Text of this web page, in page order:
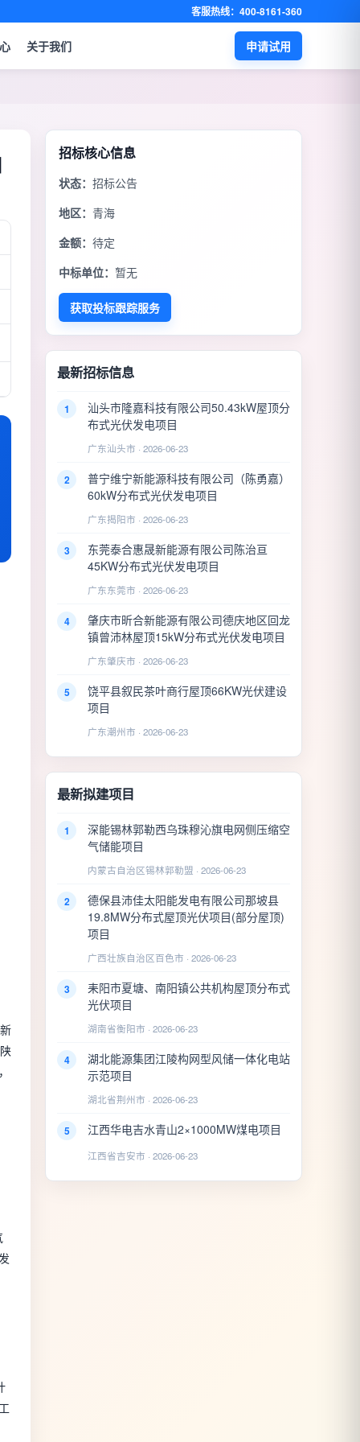
客服热线：400-8161-360
关于我们 申请试用
招标核心信息
状态： 招标公告
地区： 青海
金额： 待定
中标单位： 暂无
获取投标跟踪服务
最新招标信息
1
汕头市隆嘉科技有限公司50.43kW屋顶分
布式光伏发电项目
广东汕头市 · 2026-06-23
2
普宁维宁新能源科技有限公司（陈勇嘉）
60kW分布式光伏发电项目
广东揭阳市 · 2026-06-23
3
东莞泰合惠晟新能源有限公司陈治亘
45KW分布式光伏发电项目
广东东莞市 · 2026-06-23
4
肇庆市昕合新能源有限公司德庆地区回龙
镇曾沛林屋顶15kW分布式光伏发电项目
广东肇庆市 · 2026-06-23
5
饶平县叙民茶叶商行屋顶66KW光伏建设
项目
广东潮州市 · 2026-06-23
最新拟建项目
1
深能锡林郭勒西乌珠穆沁旗电网侧压缩空
气储能项目
内蒙古自治区锡林郭勒盟 · 2026-06-23
2
德保县沛佳太阳能发电有限公司那坡县
19.8MW分布式屋顶光伏项目(部分屋顶)
项目
广西壮族自治区百色市 · 2026-06-23
3
耒阳市夏塘、南阳镇公共机构屋顶分布式
光伏项目
湖南省衡阳市 · 2026-06-23
4
湖北能源集团江陵构网型风储一体化电站
示范项目
湖北省荆州市 · 2026-06-23
5 江西华电吉水青山2×1000MW煤电项目
江西省吉安市 · 2026-06-23